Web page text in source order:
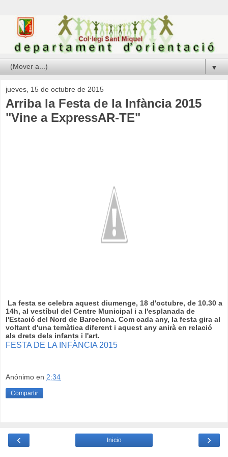
▼
jueves, 15 de octubre de 2015
Arriba la Festa de la Infància 2015
"Vine a ExpressAR-TE"
La festa se celebra aquest diumenge, 18 d'octubre, de 10.30 a
14h, al vestíbul del Centre Municipal i a l'esplanada de
l'Estació del Nord de Barcelona. Com cada any, la festa gira al
voltant d'una temàtica diferent i aquest any anirà en relació
als drets dels infants i l'art.
FESTA DE LA INFÀNCIA 2015
Anónimo en 2:34
Compartir
‹ ›
Inicio